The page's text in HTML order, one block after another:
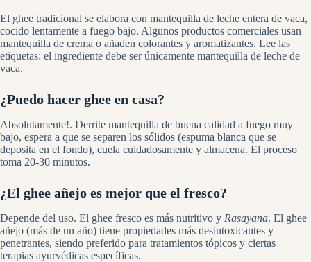
El ghee tradicional se elabora con mantequilla de leche entera de vaca,
cocido lentamente a fuego bajo. Algunos productos comerciales usan
mantequilla de crema o añaden colorantes y aromatizantes. Lee las
etiquetas: el ingrediente debe ser únicamente mantequilla de leche de
vaca.
¿Puedo hacer ghee en casa?
Absolutamente!. Derrite mantequilla de buena calidad a fuego muy
bajo, espera a que se separen los sólidos (espuma blanca que se
deposita en el fondo), cuela cuidadosamente y almacena. El proceso
toma 20-30 minutos.
¿El ghee añejo es mejor que el fresco?
Depende del uso. El ghee fresco es más nutritivo y Rasayana. El ghee
añejo (más de un año) tiene propiedades más desintoxicantes y
penetrantes, siendo preferido para tratamientos tópicos y ciertas
terapias ayurvédicas específicas.